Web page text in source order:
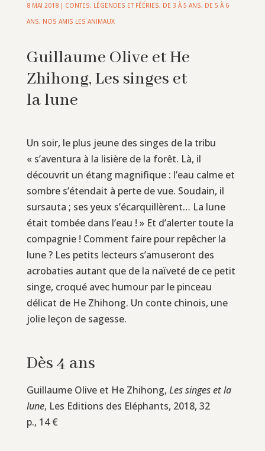
8 MAI 2018| CONTES, LÉGENDES ET FÉÉRIES, DE 3 À 5 ANS, DE 5 À 6
ANS, NOS AMIS LES ANIMAUX
Guillaume Olive et He
Zhihong, Les singes et
la lune
Un soir, le plus jeune des singes de la tribu
« s’aventura à la lisière de la forêt. Là, il
découvrit un étang magnifique : l’eau calme et
sombre s’étendait à perte de vue. Soudain, il
sursauta ; ses yeux s’écarquillèrent… La lune
était tombée dans l’eau ! » Et d’alerter toute la
compagnie ! Comment faire pour repêcher la
lune ? Les petits lecteurs s’amuseront des
acrobaties autant que de la naïveté de ce petit
singe, croqué avec humour par le pinceau
délicat de He Zhihong. Un conte chinois, une
jolie leçon de sagesse.
Dès 4 ans
Guillaume Olive et He Zhihong, Les singes et la
lune, Les Editions des Eléphants, 2018, 32
p., 14 €